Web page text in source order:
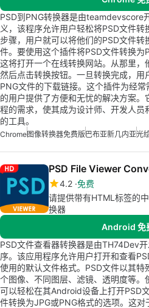
PSD到PNG转换器是由teamdevscore
义，该程序允许用户轻松将PSD文件
步骤，用户就可以将他们的PSD文件
件。要使用这个插件将PSD文件转换为
这将打开一个在线转换网站。从那里，
然后点击转换按钮。一旦转换完成，
PNG文件的下载链接。这个插件为经
的用户提供了方便和无忧的解决方案
程的需求，使其成为设计师、开发人员
的工具。
Chrome图像转换器免费版巴布亚新几内亚光
PSD File Viewer
4.2 免费
请提供带有HTML标签的
换器
Android 免
PSD文件查看器转换器是由TH74Dev
序。该应用程序允许用户打开和查看
使用的默认文件格式。PSD文件以其
个图像、不同图层、滤镜、透明度等。
可以轻松在其Android设备上打开PSD
件转换为JPG或PNG格式的选项。这